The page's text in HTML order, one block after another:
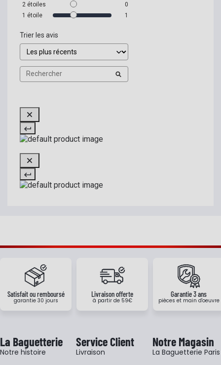
2 étoiles
0
1 étoile 1
Trier les avis
Satisfait ou remboursé
garantie 30 jours
Livraison offerte
à partir de 59€
Garantie 3 ans
pièces et main d'oeuvre
La Baguetterie
Notre histoire
Service Client
Livraison
Notre Magasin
La Baguetterie Paris